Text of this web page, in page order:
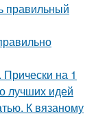
правильный
на 1
лучших идей
К вязаному